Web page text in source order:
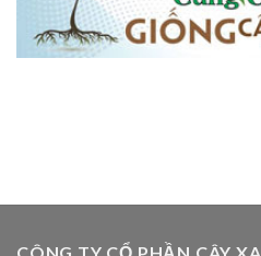
CÔNG TY CỔ PHẦN CÂY